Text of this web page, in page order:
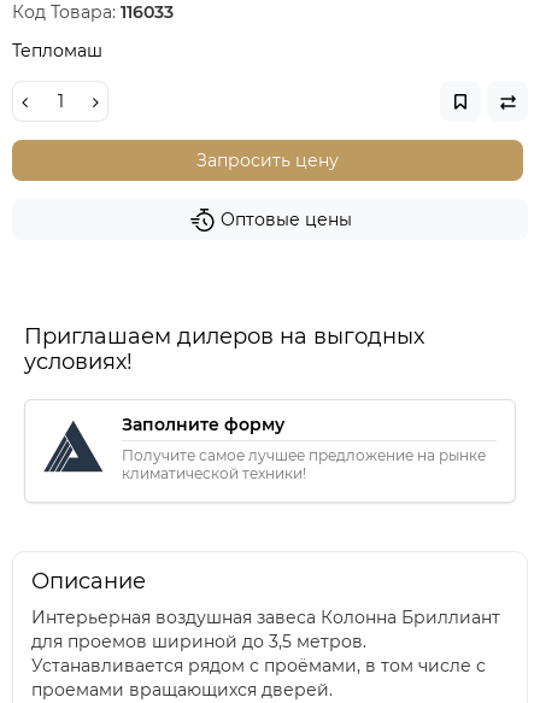
Код Товара: 116033
Тепломаш
Запросить цену
Оптовые цены
Приглашаем дилеров на выгодных
условиях!
Заполните форму
Получите самое лучшее предложение на рынке
климатической техники!
Описание
Интерьерная воздушная завеса Колонна Бриллиант
для проемов шириной до 3,5 метров.
Устанавливается рядом с проёмами, в том числе с
проемами вращающихся дверей.